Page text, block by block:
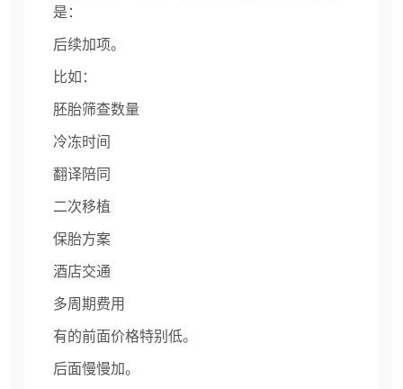
是：
后续加项。
比如：
胚胎筛查数量
冷冻时间
翻译陪同
二次移植
保胎方案
酒店交通
多周期费用
有的前面价格特别低。
后面慢慢加。